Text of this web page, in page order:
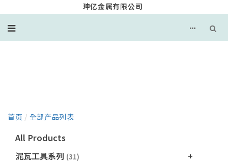
珅亿金属有限公司
首页 / 全部产品列表
All Products
泥瓦工具系列 (31)